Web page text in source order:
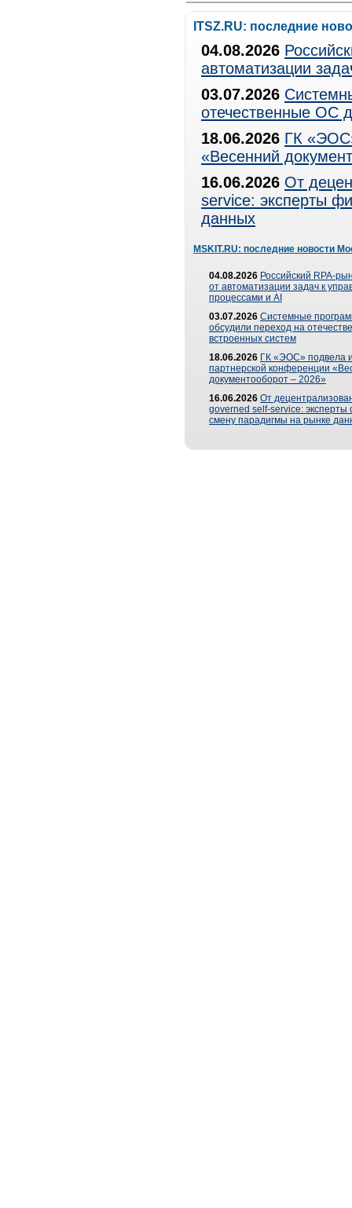
ITSZ.RU: последние
04.08.2026
автоматизации
03.07.2026
отечественные ОС
18.06.2026 ГК
«Весенний
16.06.2026 От
service: эксперты
данных
MSKIT.RU: последние новости
04.08.2026 Российский RPA-
от автоматизации задач к
процессами и AI
03.07.2026 Системные
обсудили переход на
встроенных систем
18.06.2026 ГК «ЭОС» подвела
партнерской конференции
документооборот – 2026»
16.06.2026 От
governed self-service: эксперты
смену парадигмы на рынке